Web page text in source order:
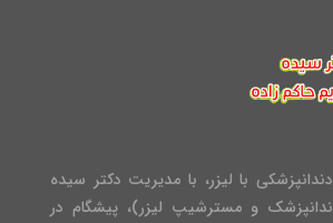
با لیزر، با مدیریت دکتر سیده
و مسترشیپ لیزر)، پیشگام در